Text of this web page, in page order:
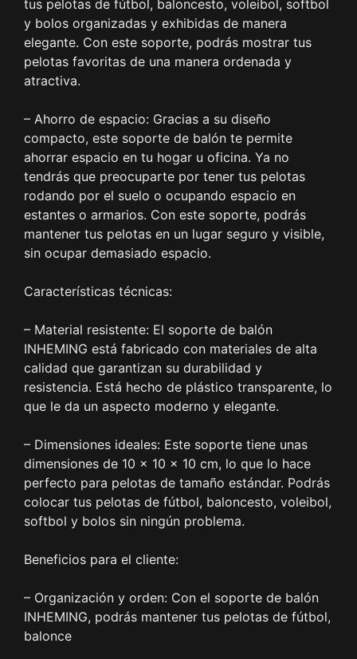
tus pelotas de fútbol, baloncesto, voleibol, softbol
y bolos organizadas y exhibidas de manera
elegante. Con este soporte, podrás mostrar tus
pelotas favoritas de una manera ordenada y
atractiva.
– Ahorro de espacio: Gracias a su diseño
compacto, este soporte de balón te permite
ahorrar espacio en tu hogar u oficina. Ya no
tendrás que preocuparte por tener tus pelotas
rodando por el suelo o ocupando espacio en
estantes o armarios. Con este soporte, podrás
mantener tus pelotas en un lugar seguro y visible,
sin ocupar demasiado espacio.
Características técnicas:
– Material resistente: El soporte de balón
INHEMING está fabricado con materiales de alta
calidad que garantizan su durabilidad y
resistencia. Está hecho de plástico transparente, lo
que le da un aspecto moderno y elegante.
– Dimensiones ideales: Este soporte tiene unas
dimensiones de 10 x 10 x 10 cm, lo que lo hace
perfecto para pelotas de tamaño estándar. Podrás
colocar tus pelotas de fútbol, baloncesto, voleibol,
softbol y bolos sin ningún problema.
Beneficios para el cliente:
– Organización y orden: Con el soporte de balón
INHEMING, podrás mantener tus pelotas de fútbol,
balonce